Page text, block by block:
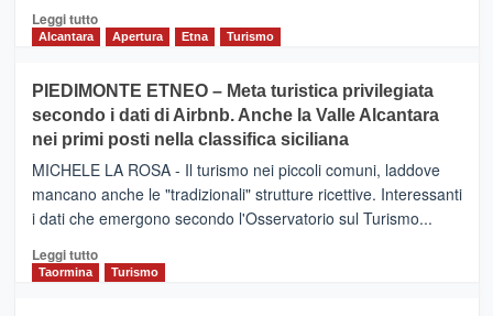
Leggi tuttoLeggi
CATANIA
–
Inaugurato
il
nuovo
collegamento
tra
e
Zanzibar
Alcantara Apertura Etna Turismo
PIEDIMONTE ETNEO – Meta turistica privilegiata
secondo i dati di Airbnb. Anche la Valle Alcantara
nei primi posti nella classifica siciliana
MICHELE LA ROSA - Il turismo nei piccoli comuni, laddove
mancano anche le "tradizionali" strutture ricettive. Interessanti
i dati che emergono secondo l'Osservatorio sul Turismo...
Leggi tuttoLeggi
Taormina Turismo